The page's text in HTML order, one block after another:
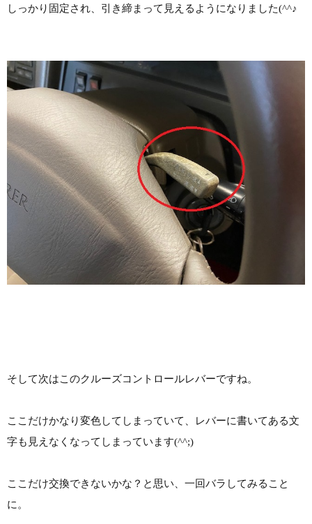
しっかり固定され、引き締まって見えるようになりました(^^♪
そして次はこのクルーズコントロールレバーですね。
ここだけかなり変色してしまっていて、レバーに書いてある文
字も見えなくなってしまっています(^^;)
ここだけ交換できないかな？と思い、一回バラしてみること
に。